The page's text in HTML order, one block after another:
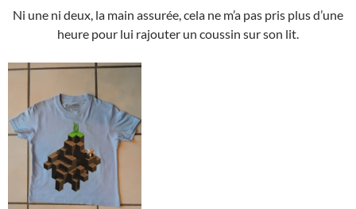
Ni une ni deux, la main assurée, cela ne m’a pas pris plus d’une
heure pour lui rajouter un coussin sur son lit.